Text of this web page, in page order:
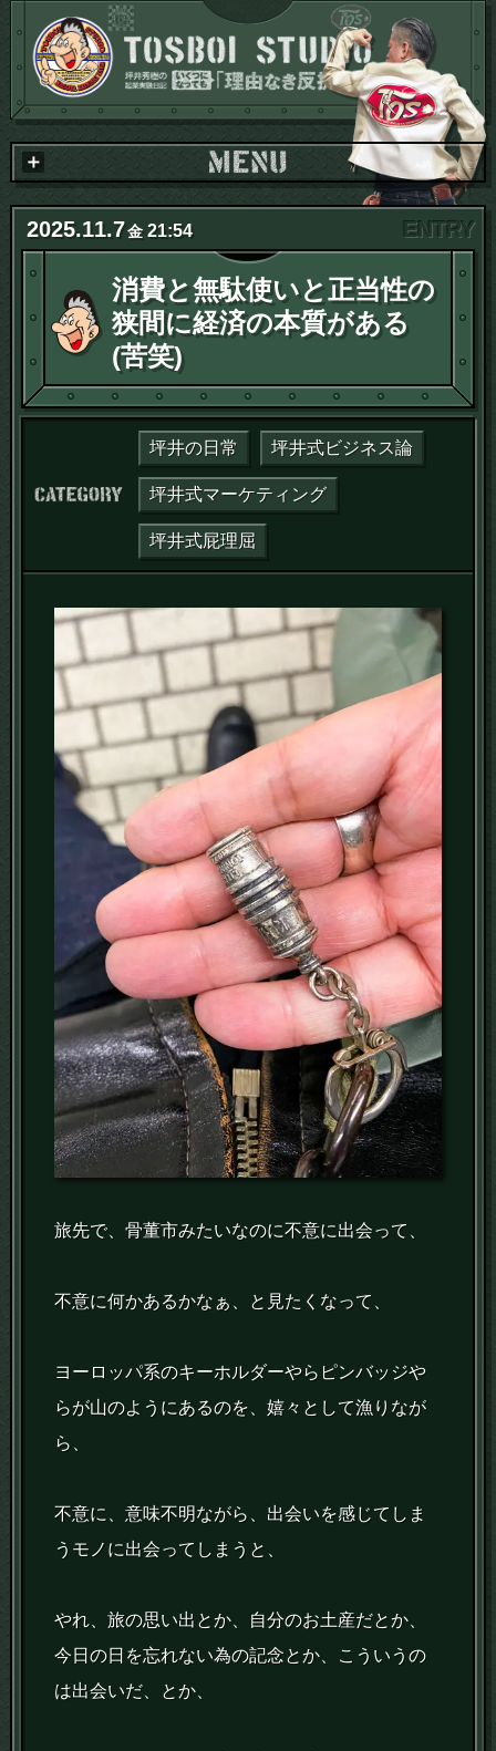
2025.11.7金21:54
消費と無駄使いと正当性の
狭間に経済の本質がある
(苦笑)
カテゴリー：
坪井の日常 坪井式ビジネス論
坪井式マーケティング
坪井式屁理屈
旅先で、骨董市みたいなのに不意に出会って、
不意に何かあるかなぁ、と見たくなって、
ヨーロッパ系のキーホルダーやらピンバッジや
らが山のようにあるのを、嬉々として漁りなが
ら、
不意に、意味不明ながら、出会いを感じてしま
うモノに出会ってしまうと、
やれ、旅の思い出とか、自分のお土産だとか、
今日の日を忘れない為の記念とか、こういうの
は出会いだ、とか、